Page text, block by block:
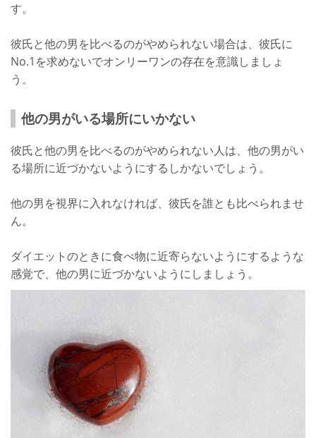
す。
彼氏と他の男を比べるのがやめられない場合は、彼氏に
No.1を求めないでオンリーワンの存在を意識しましょ
う。
他の男がいる場所にいかない
彼氏と他の男を比べるのがやめられない人は、他の男がい
る場所に近づかないようにするしかないでしょう。
他の男を視界に入れなければ、彼氏を誰とも比べられませ
ん。
ダイエットのときに食べ物に近寄らないようにするような
感覚で、他の男に近づかないようにしましょう。